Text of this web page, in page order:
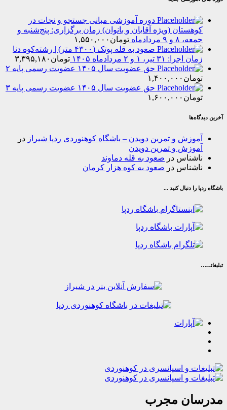
دوره آموزشی مبانی جستجو و نجات در
(ویژه آقایان و بانوان) زمان برگزاری: پنج‌شنبه و
تومان۱,۵۵۰,۰۰۰
صعود به قله پوتک (۴۳۰۰ متر) | رشته‌کوه دنا
۳۱ تیر، ۱ و ۲ مردادماه ۱۴۰۵
تومان ۳,۳۹۵,۱۸۰
حق عضویت سال ۱۴۰۵ عضویت رسمی پایه ۲
۱,۴۰۰,۰۰۰
حق عضویت سال ۱۴۰۵ عضویت رسمی پایه ۳
۱,۶۰۰,۰۰۰
و تمرین دویدن – باشگاه کوهنوردی ردپا شیراز در
و تمرین دویدن
درصعود به قله دماوند
درصعود به کوه هزار کرمان
دنبال کنید ...
مجرب